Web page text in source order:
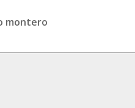
montero